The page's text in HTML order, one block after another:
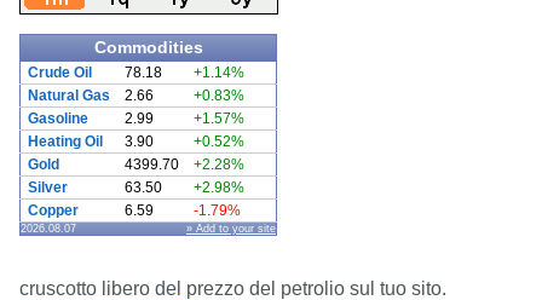
Commodities
Crude Oil 78.18
+1.14%
Natural Gas
2.66
+0.83%
Gasoline
2.99
+1.57%
Heating Oil
3.90
+0.52%
Gold
4399.70
+2.28%
Silver
63.50
+2.98%
Copper
6.59 -1.79%
2026.08.07 » Add to your site
cruscotto libero del prezzo del petrolio sul tuo sito.